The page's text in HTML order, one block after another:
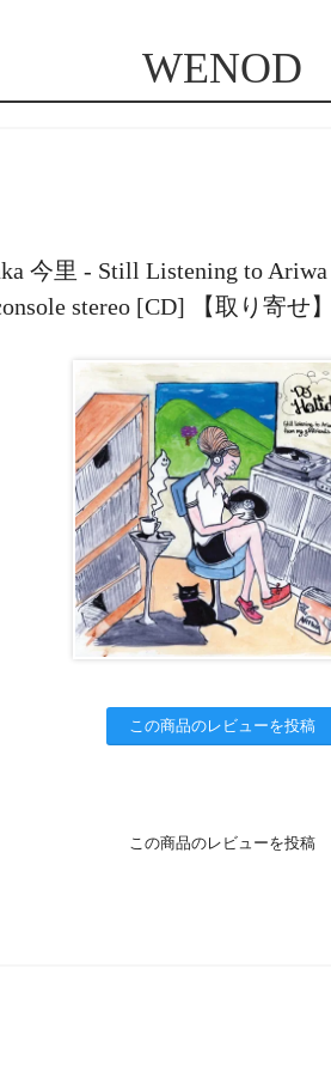
WENOD
今里 - Still Listening to
stereo [CD] 【取り寄せ
この商品のレビューを投稿
この商品のレビューを投稿